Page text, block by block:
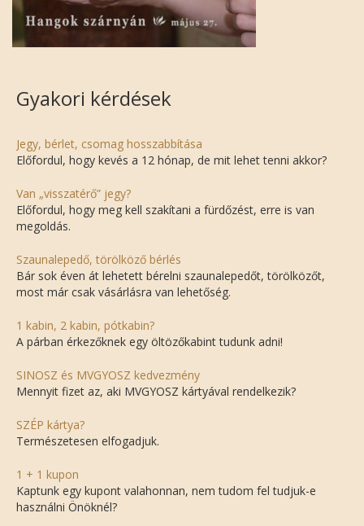
Gyakori kérdések
Jegy, bérlet, csomag hosszabbítása
Előfordul, hogy kevés a 12 hónap, de mit lehet tenni akkor?
Van „visszatérő” jegy?
Előfordul, hogy meg kell szakítani a fürdőzést, erre is van
megoldás.
Szaunalepedő, törölköző bérlés
Bár sok éven át lehetett bérelni szaunalepedőt, törölközőt,
most már csak vásárlásra van lehetőség.
1 kabin, 2 kabin, pótkabin?
A párban érkezőknek egy öltözőkabint tudunk adni!
SINOSZ és MVGYOSZ kedvezmény
Mennyit fizet az, aki MVGYOSZ kártyával rendelkezik?
SZÉP kártya?
Természetesen elfogadjuk.
1 + 1 kupon
Kaptunk egy kupont valahonnan, nem tudom fel tudjuk-e
használni Önöknél?